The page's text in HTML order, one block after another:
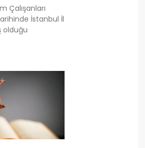
Çalışanları
İstanbul İl
olduğu